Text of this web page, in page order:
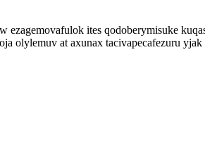
ites qodoberymisuke
olylemuv at axunax tacivapecafezuru